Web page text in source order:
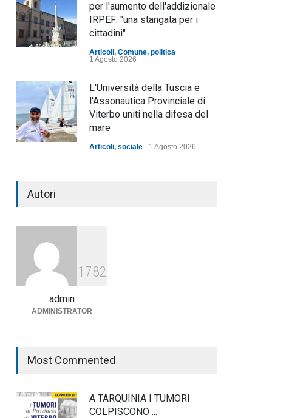
per l'aumento dell'addizionale
IRPEF: "una stangata per i
cittadini"
Articoli, Comune, politica
1 Agosto 2026
L'Università della Tuscia e
l'Assonautica Provinciale di
Viterbo uniti nella difesa del
mare
Articoli, sociale 1 Agosto 2026
arrivano i pagamenti PAC, la
soddisfazione del Ministro
ambiente
Autori
1782
admin
ADMINISTRATOR
Most Commented
A TARQUINIA I TUMORI
COLPISCONO ...